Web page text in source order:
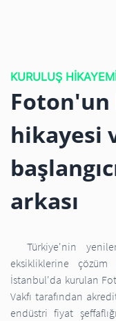
KURULUŞ
hikayesi
arkası
Türkiye'nin
eksikliklerine çözüm
İstanbul'da kurulan
Vakfı tarafından
endüstri fiyat